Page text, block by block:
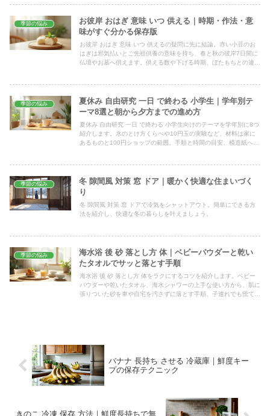
季節の悩み
お彼岸 おはぎ 意味 いつ 供える｜時期・作法・意
味がすぐ分かる保存版
お彼岸 おはぎ 意味 いつ 供えるの疑問に先に結論。赤い小豆のお
はぎは邪気払いとご先祖供養の意味を持ち、春と秋の彼岸7日間に
仏壇やお墓へ供えます。供える数や下げる時期、ぼたもちとの違い
季節の悩み
夏休み 自由研究 一日 で終わる 小学生｜学年別テ
ーマ8選と朝から夕方までの進め方
夏休み 自由研究 一日 で終わる 小学生向けのテーマを学年別に8つ
紹介します。氷のとけ方くらべや10円玉の実験など、材料は家に
あるものと100円ショップの範囲。手順と時間の目安、模造紙への
季節の悩み
冬 隙間風 対策 窓 ドア｜暖かく快適な住まいづく
り
冬 隙間風 対策 窓 ドアで冷気をシャットアウト。簡単にできる方
法を紹介し、快適な冬の暮らしを叶えましょう。
季節の悩み
海水浴 後 砂 落とし方 体｜ベビーパウダーと乾い
たタオルでサッと落とす手順
海水浴 後 砂 落とし方 体をラクにするコツを紹介します。ベビー
パウダーや乾いたタオル、海水シャワーの上手な使い方から、肌に
張りついた砂を車や自宅を汚さずに落とす手順、子連れでも慌てな
バナナ 長持ち させる 冷蔵庫｜鮮度キー
プの保存テクニック
きのこ 冷凍 保存 方法｜鮮度長持ちで無